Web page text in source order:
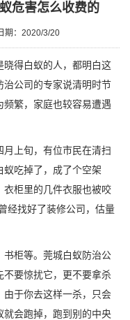
危害怎么收费的
期：2020/3/20
得白蚁的人，都明白这
治公司的专家说清明时节
繁，家庭也较容易遭遇
月上旬，有位市民在清扫
蚁吃掉了，成了个空架
柜里的几件衣服也被咬
经找好了装修公司，估量
柜等。莞城白蚁防治公
不要惊扰它，更不要拿杀
由于你去这样一杀，只会
会跑掉，跑到别的中央